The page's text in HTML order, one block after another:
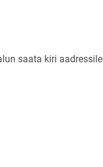
on new page
saata kiri aadressile